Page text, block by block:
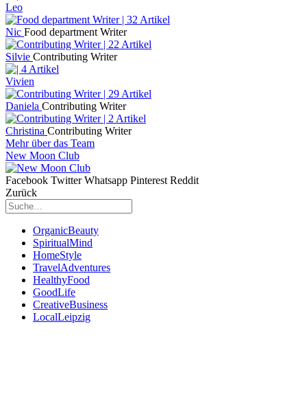
Leo
Nic Food department Writer
Silvie Contributing Writer
Vivien
Daniela Contributing Writer
Christina Contributing Writer
Mehr über das Team
New Moon Club
Facebook Twitter Whatsapp Pinterest Reddit
Zurück
OrganicBeauty
SpiritualMind
HomeStyle
TravelAdventures
HealthyFood
GoodLife
CreativeBusiness
LocalLeipzig